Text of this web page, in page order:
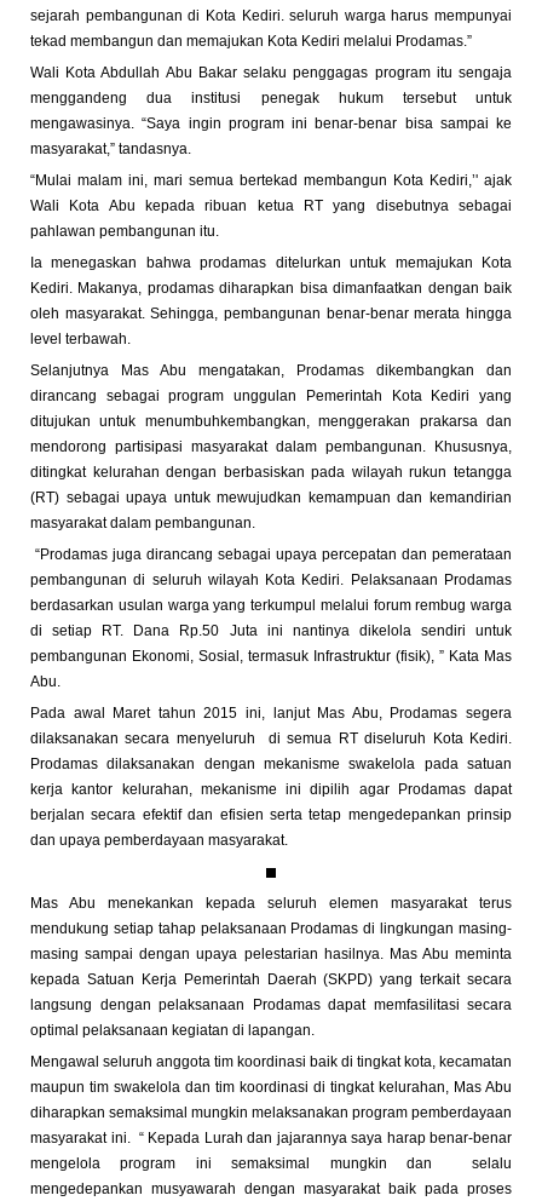
sejarah pembangunan di Kota Kediri. seluruh warga harus mempunyai
tekad membangun dan memajukan Kota Kediri melalui Prodamas.”
Wali Kota Abdullah Abu Bakar selaku penggagas program itu sengaja
menggandeng dua institusi penegak hukum tersebut untuk
mengawasinya. “Saya ingin program ini benar-benar bisa sampai ke
masyarakat,” tandasnya.
“Mulai malam ini, mari semua bertekad membangun Kota Kediri,’' ajak
Wali Kota Abu kepada ribuan ketua RT yang disebutnya sebagai
pahlawan pembangunan itu.
Ia menegaskan bahwa prodamas ditelurkan untuk memajukan Kota
Kediri. Makanya, prodamas diharapkan bisa dimanfaatkan dengan baik
oleh masyarakat. Sehingga, pembangunan benar-benar merata hingga
level terbawah.
Selanjutnya Mas Abu mengatakan, Prodamas dikembangkan dan
dirancang sebagai program unggulan Pemerintah Kota Kediri yang
ditujukan untuk menumbuhkembangkan, menggerakan prakarsa dan
mendorong partisipasi masyarakat dalam pembangunan. Khususnya,
ditingkat kelurahan dengan berbasiskan pada wilayah rukun tetangga
(RT) sebagai upaya untuk mewujudkan kemampuan dan kemandirian
masyarakat dalam pembangunan.
“Prodamas juga dirancang sebagai upaya percepatan dan pemerataan
pembangunan di seluruh wilayah Kota Kediri. Pelaksanaan Prodamas
berdasarkan usulan warga yang terkumpul melalui forum rembug warga
di setiap RT. Dana Rp.50 Juta ini nantinya dikelola sendiri untuk
pembangunan Ekonomi, Sosial, termasuk Infrastruktur (fisik), ” Kata Mas
Abu.
Pada awal Maret tahun 2015 ini, lanjut Mas Abu, Prodamas segera
dilaksanakan secara menyeluruh di semua RT diseluruh Kota Kediri.
Prodamas dilaksanakan dengan mekanisme swakelola pada satuan
kerja kantor kelurahan, mekanisme ini dipilih agar Prodamas dapat
berjalan secara efektif dan efisien serta tetap mengedepankan prinsip
dan upaya pemberdayaan masyarakat.
Mas Abu menekankan kepada seluruh elemen masyarakat terus
mendukung setiap tahap pelaksanaan Prodamas di lingkungan masing-
masing sampai dengan upaya pelestarian hasilnya. Mas Abu meminta
kepada Satuan Kerja Pemerintah Daerah (SKPD) yang terkait secara
langsung dengan pelaksanaan Prodamas dapat memfasilitasi secara
optimal pelaksanaan kegiatan di lapangan.
Mengawal seluruh anggota tim koordinasi baik di tingkat kota, kecamatan
maupun tim swakelola dan tim koordinasi di tingkat kelurahan, Mas Abu
diharapkan semaksimal mungkin melaksanakan program pemberdayaan
masyarakat ini. “ Kepada Lurah dan jajarannya saya harap benar-benar
mengelola program ini semaksimal mungkin dan selalu
mengedepankan musyawarah dengan masyarakat baik pada proses